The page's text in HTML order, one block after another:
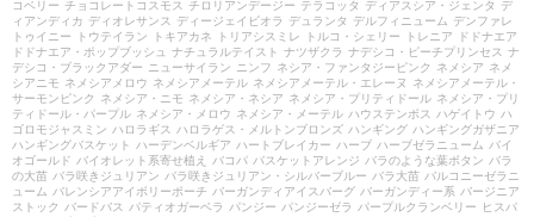
コベリー チョコレートコスモス チロリアンデージー テラコッタ ディアスシア・ジェンタ
デ
ィアンディカ ディオレサンス ディージェイビオラ デュランタ デルフィニューム デンファレ
トゥイニー
トウテイラン トキアカネ トリアシスミレ トルコ・シェリー トレニア
ドドナエア
ドドナエア・ポップブッシュ
ナチュラルテイスト ナツザクラ ナデシコ・ピーチプリンセス ナ
デシコ・ブラックアダー
ニューサイラン ニンフ ネシア・ファンタジーピンク ネメシア ネメ
シアニモ ネメシアメロウ ネメシアメーテル ネメシアメーテル・エレーヌ
ネメシアメーテル・
サーモンピンク
ネメシア・ニモ ネメシア・ネシア ネメシア・プリティドール ネメシア・プリ
ティドール・パープル ネメシア・メロウ ネメシア・メーテル ハウステンボス ハゲイトウ ハ
ゴロモジャスミン ハロラギス ハロラゲス・メルトンブロンズ ハンギング ハンギングガザニア
ハンギングバスケット
ハーデンベルギア ハートブレイカー ハーブ ハーブゼラニューム バイ
オゴールド バイオレット系寄せ植え バコパ バスケットアレンジ バラのような葉ボタン バラ
の大苗 バラ咲きジュリアン バラ咲きジュリアン・シルバーブルー バラ大苗 バルコニーゼラニ
ューム バレンシアアイボリーポーチ バーガンディアイスバーグ バーガンディー系 バージニア
ストック
バードバス パティオガーベラ パンジー パンジーゼラ パープルクランベリー
ヒスパ